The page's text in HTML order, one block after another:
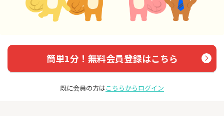
簡単1分！無料会員登録はこちら
既に会員の方はこちらからログイン